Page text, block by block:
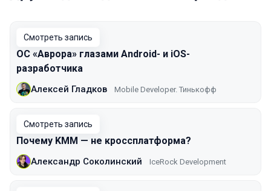
Смотреть запись
ОС «Аврора» глазами Android- и iOS-
разработчика
Алексей Гладков Mobile Developer. Тинькофф
Смотреть запись
Почему KMM — не кроссплатформа?
Александр Соколинский IceRock Development